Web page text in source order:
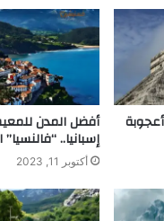
أفضل المدن
إسبانيا.. “فالنسيا”
أكتوبر 11, 2023